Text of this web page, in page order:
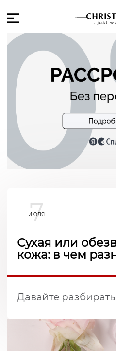
7
ИЮЛЯ
Сухая или
кожа: в чем
Давайте